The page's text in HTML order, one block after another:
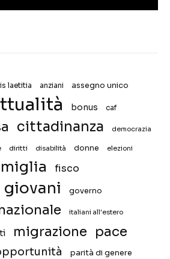
laetitia anziani assegno unico
bonus caf
cittadinanza democrazia
diritti disabilità donne elezioni
fisco
giovani governo
italiani all'estero
migrazione pace
parità di genere